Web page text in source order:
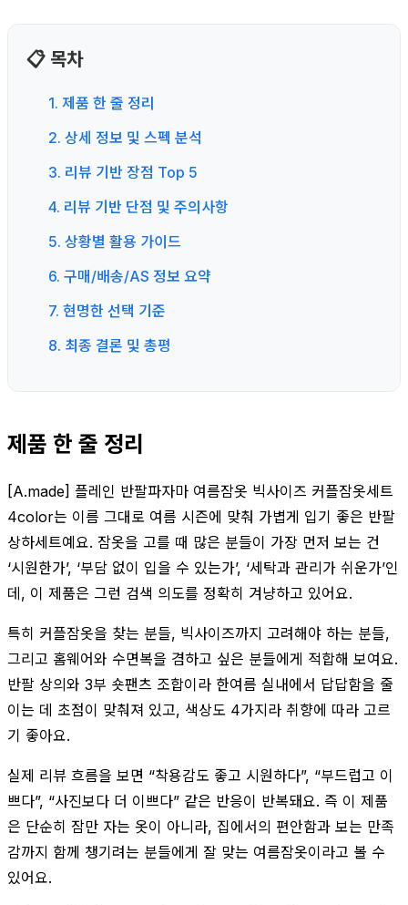
📋 목차
1. 제품 한 줄 정리
2. 상세 정보 및 스펙 분석
3. 리뷰 기반 장점 Top 5
4. 리뷰 기반 단점 및 주의사항
5. 상황별 활용 가이드
6. 구매/배송/AS 정보 요약
7. 현명한 선택 기준
8. 최종 결론 및 총평
제품 한 줄 정리
[A.made] 플레인 반팔파자마 여름잠옷 빅사이즈 커플잠옷세트
4color는 이름 그대로 여름 시즌에 맞춰 가볍게 입기 좋은 반팔
상하세트예요. 잠옷을 고를 때 많은 분들이 가장 먼저 보는 건
‘시원한가’, ‘부담 없이 입을 수 있는가’, ‘세탁과 관리가 쉬운가’인
데, 이 제품은 그런 검색 의도를 정확히 겨냥하고 있어요.
특히 커플잠옷을 찾는 분들, 빅사이즈까지 고려해야 하는 분들,
그리고 홈웨어와 수면복을 겸하고 싶은 분들에게 적합해 보여요.
반팔 상의와 3부 숏팬츠 조합이라 한여름 실내에서 답답함을 줄
이는 데 초점이 맞춰져 있고, 색상도 4가지라 취향에 따라 고르
기 좋아요.
실제 리뷰 흐름을 보면 “착용감도 좋고 시원하다”, “부드럽고 이
쁘다”, “사진보다 더 이쁘다” 같은 반응이 반복돼요. 즉 이 제품
은 단순히 잠만 자는 옷이 아니라, 집에서의 편안함과 보는 만족
감까지 함께 챙기려는 분들에게 잘 맞는 여름잠옷이라고 볼 수
있어요.